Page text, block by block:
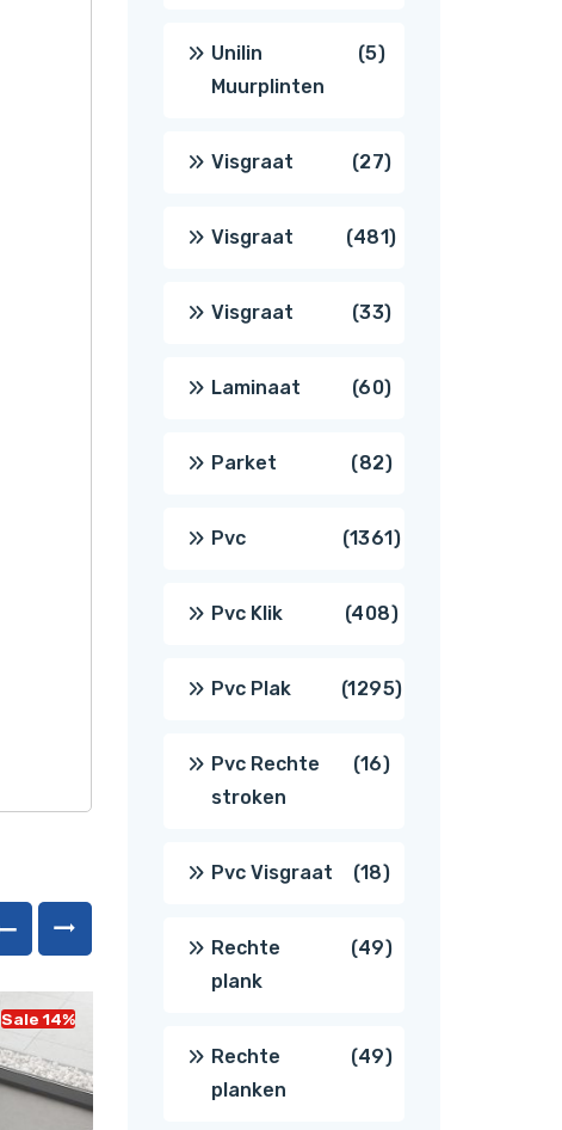
Sale 14%
Unilin
Muurplinten
55
Visgraat 2727
producten
Visgraat 481481
Visgraat 3333
producten
Laminaat 6060
producten
Parket 8282
producten
Pvc 13611361
producten
Pvc Klik 408408
producten
Pvc Plak 12951295
Pvc Rechte
stroken
1616
Pvc Visgraat 1818
producten
Rechte
plank
4949
Rechte
planken
4949